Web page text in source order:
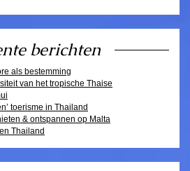
berichten
als bestemming
van het tropische Thaise
toerisme in Thailand
& ontspannen op Malta
Thailand